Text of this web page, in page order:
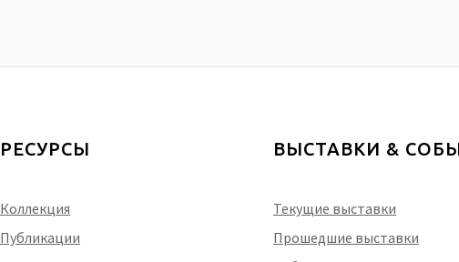
РЕСУРСЫ
Коллекция
Публикации
ВЫСТАВКИ &
Текущие выставки
Прошедшие выставки